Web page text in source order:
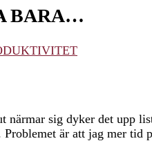
BARA…
närmar sig dyker det upp
Problemet är att jag mer tid